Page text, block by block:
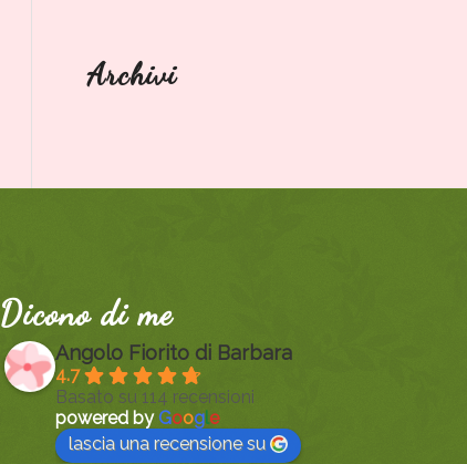
Archivi
Dicono di me
Angolo Fiorito di Barbara
4.7
Basato su 114 recensioni
powered byGoogle
lascia una recensione su